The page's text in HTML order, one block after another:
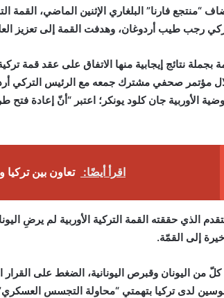
“منتجع فارنا” البلغاري الإثنين الماضي، القمة
رجب طيب أردوغان، وهدفت القمة إلى تعزيز
نتائج إيجابية منها الاتفاق على عقد قمة تركية
مؤتمر صحفي مشترك جمعه مع الرئيس التركي
الأوربية جان كلود يونكر؛ اعتبر “أنّ إعادة فتح
اقرأ أيضًا: تعاون بين
الذي حققته القمة التركية الأوربية لم يرضِ
إلى القمّة.
من اليونان وقبرص اليونانية، الضغط على القرار
لدى تركيا بتهمتي “محاولة التجسس